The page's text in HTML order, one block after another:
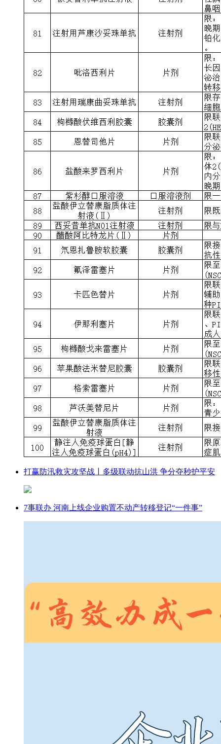
打赢防汛救灾攻坚战丨多级联动抗山洪 争分夺秒护平安
7事联办 河南上线企业购置不动产转移登记“一件事”